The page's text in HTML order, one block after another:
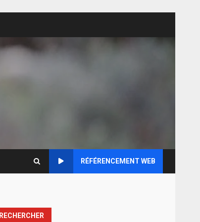
RÉFÉRENCEMENT WEB
RECHERCHER